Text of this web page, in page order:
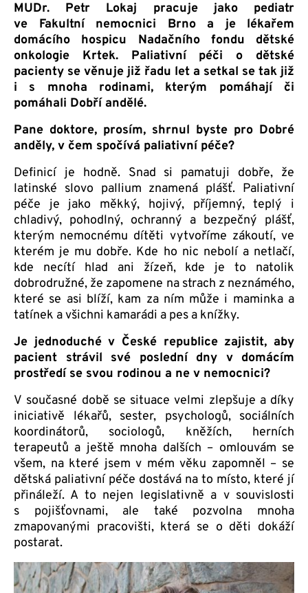
MUDr. Petr Lokaj pracuje jako pediatr
ve Fakultní nemocnici Brno a je lékařem
domácího hospicu Nadačního fondu dětské
onkologie Krtek. Paliativní péči o dětské
pacienty se věnuje již řadu let a setkal se tak již
i s mnoha rodinami, kterým pomáhají či
pomáhali Dobří andělé.
Pane doktore, prosím, shrnul byste pro Dobré
anděly, v čem spočívá paliativní péče?
Definicí je hodně. Snad si pamatuji dobře, že
latinské slovo pallium znamená plášť. Paliativní
péče je jako měkký, hojivý, příjemný, teplý i
chladivý, pohodlný, ochranný a bezpečný plášť,
kterým nemocnému dítěti vytvoříme zákoutí, ve
kterém je mu dobře. Kde ho nic nebolí a netlačí,
kde necítí hlad ani žízeň, kde je to natolik
dobrodružné, že zapomene na strach z neznámého,
které se asi blíží, kam za ním může i maminka a
tatínek a všichni kamarádi a pes a knížky.
Je jednoduché v České republice zajistit, aby
pacient strávil své poslední dny v domácím
prostředí se svou rodinou a ne v nemocnici?
V současné době se situace velmi zlepšuje a díky
iniciativě lékařů, sester, psychologů, sociálních
koordinátorů, sociologů, kněžích, herních
terapeutů a ještě mnoha dalších – omlouvám se
všem, na které jsem v mém věku zapomněl – se
dětská paliativní péče dostává na to místo, které jí
přináleží. A to nejen legislativně a v souvislosti
s pojišťovnami, ale také pozvolna mnoha
zmapovanými pracovišti, která se o děti dokáží
postarat.